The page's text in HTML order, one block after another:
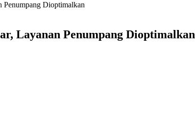
Penumpang Dioptimalkan
Layanan Penumpang Dioptimalkan